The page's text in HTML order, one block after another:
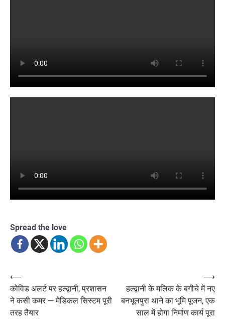
Spread the love
Post
navigation
⟵
कोविड अलर्ट पर हल्द्वानी, प्रशासन
ने कसी कमर — मेडिकल सिस्टम पूरी
तरह तैयार
हल्द्वानी के मलिक के बगीचे में नए
बनभूलपुरा थाने का भूमि पूजन, एक
साल में होगा निर्माण कार्य पूरा
⟶